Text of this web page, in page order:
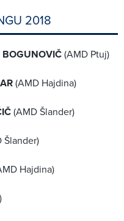
2018
BOGUNOVIČ(AMD Ptuj)
(AMD Hajdina)
(AMD Šlander)
Šlander)
Hajdina)